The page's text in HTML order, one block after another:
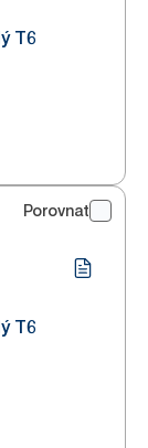
T6
Porovnat
T6